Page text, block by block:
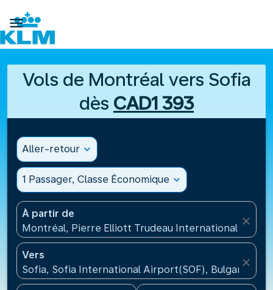

Vols de Montréal vers Sofia
dès CAD1 393
Aller-retour expand_more
1 Passager, Classe Économique expand_more
À partir de
Montréal, Pierre Elliott Trudeau International
close
Vers
Sofia, Sofia International Airport(SOF), Bulgarie
close